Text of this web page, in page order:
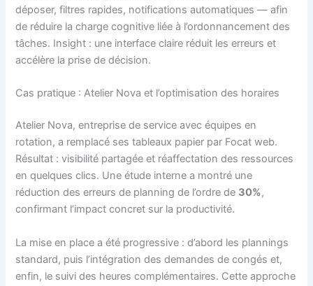
déposer, filtres rapides, notifications automatiques — afin
de réduire la charge cognitive liée à l’ordonnancement des
tâches. Insight : une interface claire réduit les erreurs et
accélère la prise de décision.
Cas pratique : Atelier Nova et l’optimisation des horaires
Atelier Nova, entreprise de service avec équipes en
rotation, a remplacé ses tableaux papier par Focat web.
Résultat : visibilité partagée et réaffectation des ressources
en quelques clics. Une étude interne a montré une
réduction des erreurs de planning de l’ordre de 30%,
confirmant l’impact concret sur la productivité.
La mise en place a été progressive : d’abord les plannings
standard, puis l’intégration des demandes de congés et,
enfin, le suivi des heures complémentaires. Cette approche